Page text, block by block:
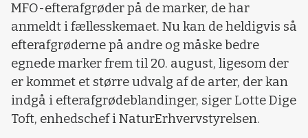
MFO-efterafgrøder på de marker, de har
anmeldt i fællesskemaet. Nu kan de heldigvis så
efterafgrøderne på andre og måske bedre
egnede marker frem til 20. august, ligesom der
er kommet et større udvalg af de arter, der kan
indgå i efterafgrødeblandinger, siger Lotte Dige
Toft, enhedschef i NaturErhvervstyrelsen.